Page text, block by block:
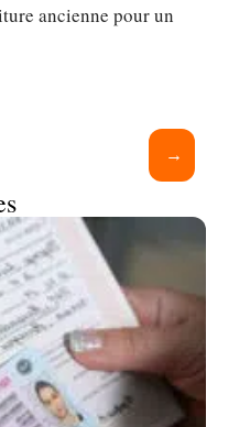
ancienne pour un